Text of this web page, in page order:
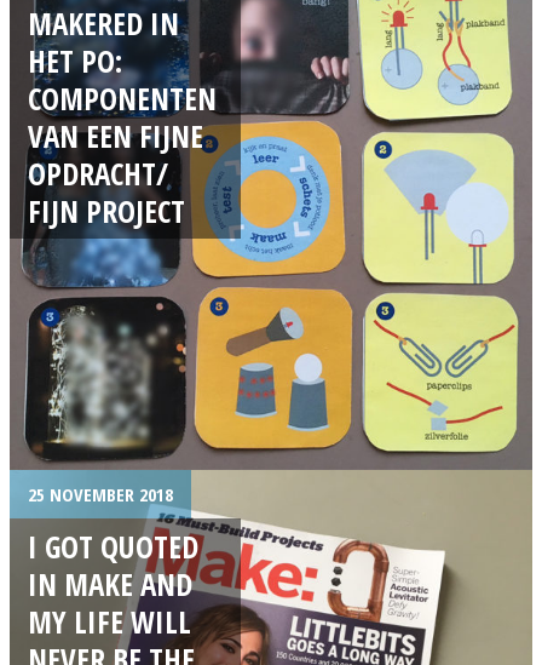
MAKERED IN
HET PO:
COMPONENTEN
VAN EEN FIJNE
OPDRACHT/
FIJN PROJECT
25 NOVEMBER 2018
I GOT QUOTED
IN MAKE AND
MY LIFE WILL